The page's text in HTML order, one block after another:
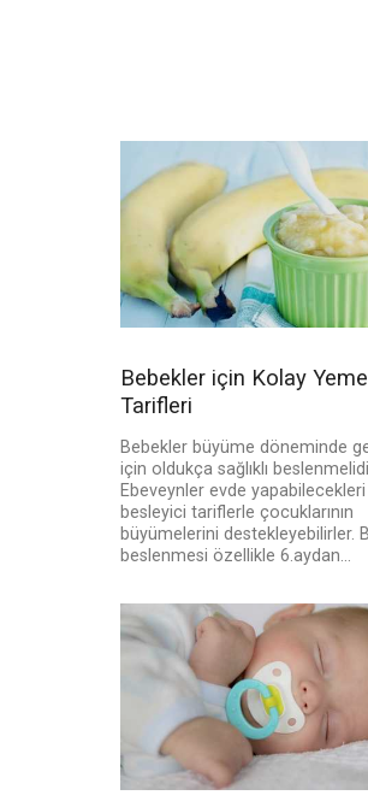
Bebekler için Kolay
Tarifleri
Bebekler büyüme döneminde
için oldukça sağlıklı
Ebeveynler evde
besleyici tariflerle çocuklarının
büyümelerini destekleyebilirler.
beslenmesi özellikle 6.aydan...